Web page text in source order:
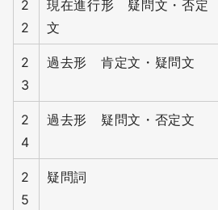
2
2
現在進行形 疑問文・否定
文
2
3
過去形 肯定文・疑問文
2
4
過去形 疑問文・否定文
2
5
疑問詞